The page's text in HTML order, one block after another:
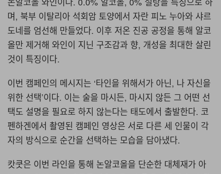
며, 북부 이탈리아 석회암 토양에서 자란 피노 누아와 샤르
도네를 엄선해 만들었다. 이후 저온 진공 공정을 통해 알코
올만 제거해 와인이 지닌 구조감과 향, 개성을 최대한 살린
것이 특징이다.
이번 캠페인의 메시지는 ‘타인을 위해서가 아닌, 나 자신을
위한 선택’이다. 이는 술을 마시든, 마시지 않든 그 어떤 선
택도 설명을 필요로 하지 않는다는 태도에서 출발한다. 코
펜하겐에서 촬영된 캠페인 영상은 서로 다른 세 인물이 각
자의 방식으로 순간을 선택하는 모습을 담아냈다.
캇쿳은 이번 라인을 통해 논알코올을 단순한 대체재가 아